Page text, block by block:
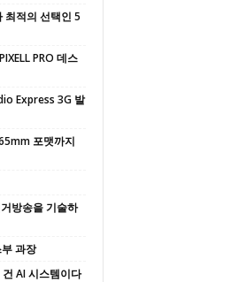
최적의 선택인 5
PRO 데스
Express 3G 발
포맷까지
방송을 기술하
과장
AI 시스템이다